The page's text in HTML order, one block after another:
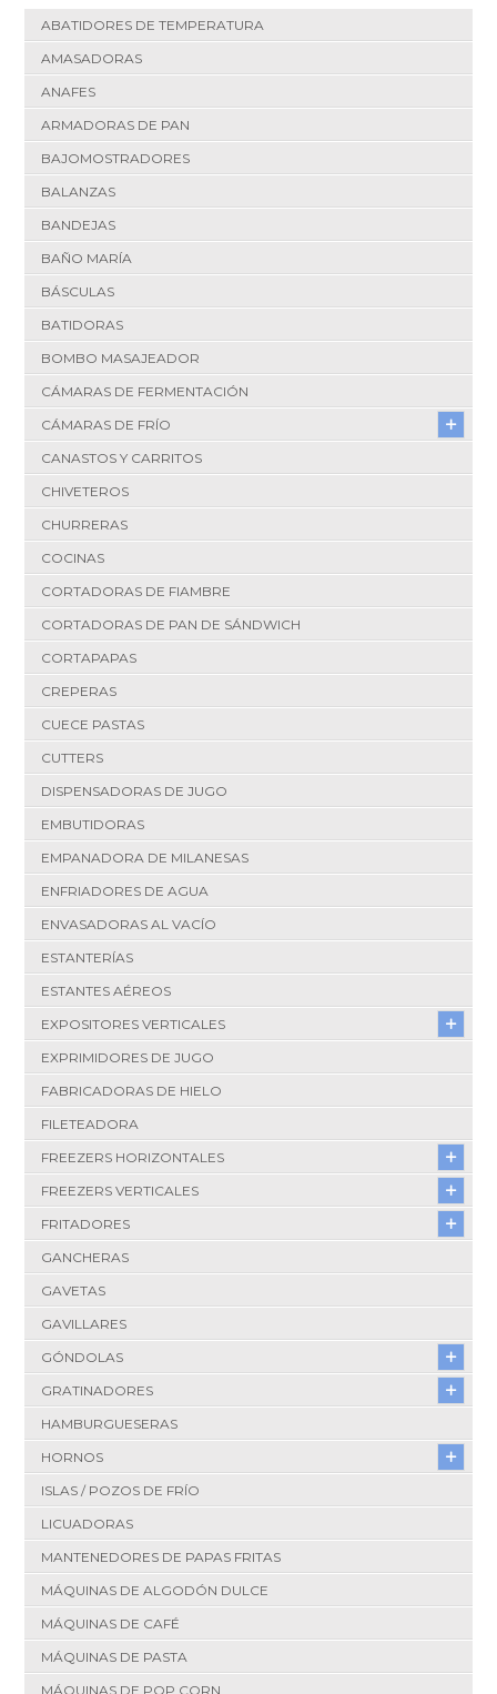
ABATIDORES DE TEMPERATURA
AMASADORAS
ANAFES
ARMADORAS DE PAN
BAJOMOSTRADORES
BALANZAS
BANDEJAS
BAÑO MARÍA
BÁSCULAS
BATIDORAS
BOMBO MASAJEADOR
CÁMARAS DE FERMENTACIÓN
CÁMARAS DE FRÍO
CANASTOS Y CARRITOS
CHIVETEROS
CHURRERAS
COCINAS
CORTADORAS DE FIAMBRE
CORTADORAS DE PAN DE SÁNDWICH
CORTAPAPAS
CREPERAS
CUECE PASTAS
CUTTERS
DISPENSADORAS DE JUGO
EMBUTIDORAS
EMPANADORA DE MILANESAS
ENFRIADORES DE AGUA
ENVASADORAS AL VACÍO
ESTANTERÍAS
ESTANTES AÉREOS
EXPOSITORES VERTICALES
EXPRIMIDORES DE JUGO
FABRICADORAS DE HIELO
FILETEADORA
FREEZERS HORIZONTALES
FREEZERS VERTICALES
FRITADORES
GANCHERAS
GAVETAS
GAVILLARES
GÓNDOLAS
GRATINADORES
HAMBURGUESERAS
HORNOS
ISLAS / POZOS DE FRÍO
LICUADORAS
MANTENEDORES DE PAPAS FRITAS
MÁQUINAS DE ALGODÓN DULCE
MÁQUINAS DE CAFÉ
MÁQUINAS DE PASTA
MÁQUINAS DE POP CORN